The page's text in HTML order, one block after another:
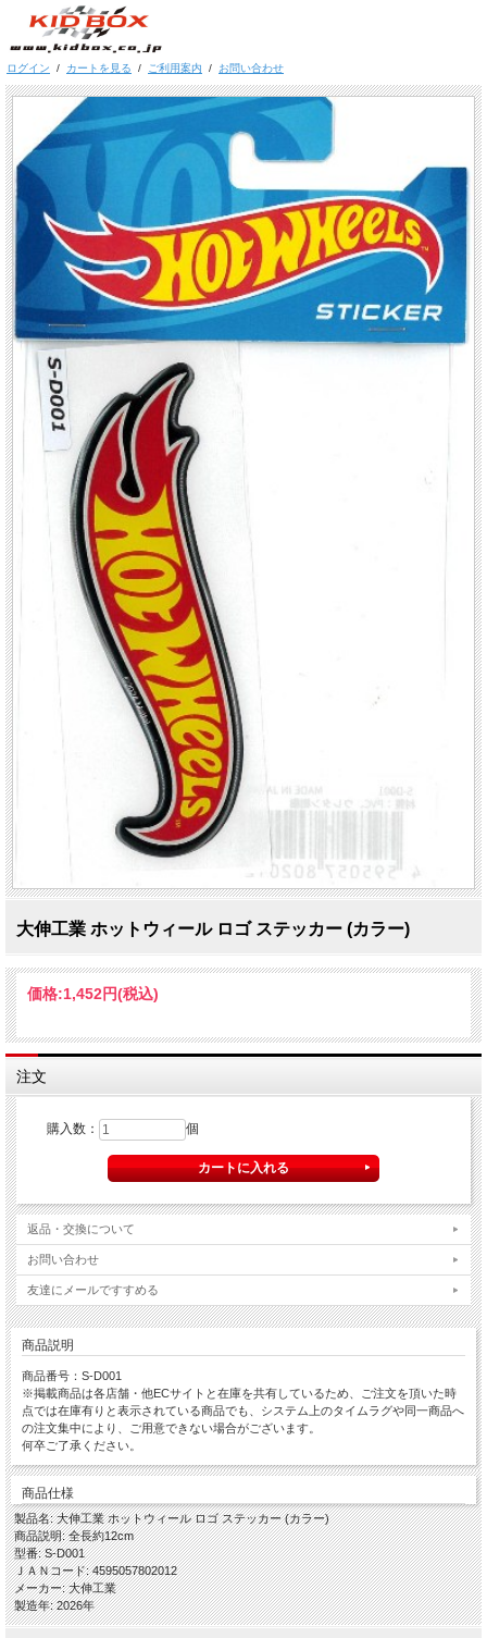
ログイン / カートを見る / ご利用案内 / お問い合わせ
大伸工業 ホットウィール ロゴ ステッカー (カラー)
価格:1,452円(税込)
注文
購入数： 個
返品・交換について
お問い合わせ
友達にメールですすめる
商品説明
商品番号：S-D001
※掲載商品は各店舗・他ECサイトと在庫を共有しているため、ご注文を頂いた時
点では在庫有りと表示されている商品でも、システム上のタイムラグや同一商品へ
の注文集中により、ご用意できない場合がございます。
何卒ご了承ください。
商品仕様
製品名: 大伸工業 ホットウィール ロゴ ステッカー (カラー)
商品説明: 全長約12cm
型番: S-D001
ＪＡＮコード: 4595057802012
メーカー: 大伸工業
製造年: 2026年